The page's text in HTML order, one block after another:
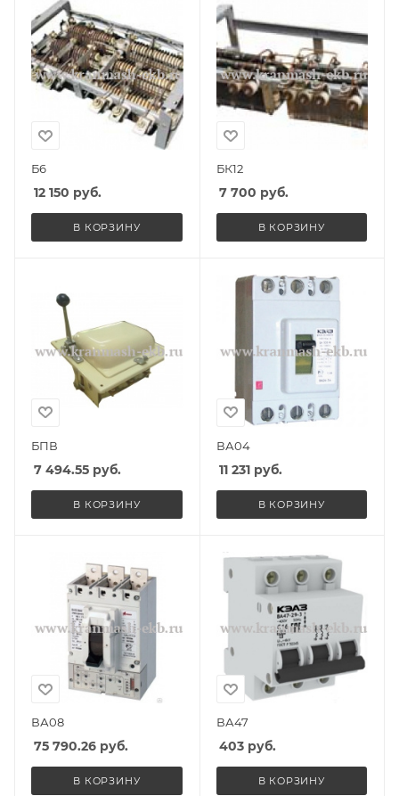
Б6
12 150 руб.
В КОРЗИНУ
БК12
7 700 руб.
В КОРЗИНУ
БПВ
7 494.55 руб.
В КОРЗИНУ
ВА04
11 231руб.
В КОРЗИНУ
ВА08
75 790.26 руб.
В КОРЗИНУ
ВА47
403руб.
В КОРЗИНУ